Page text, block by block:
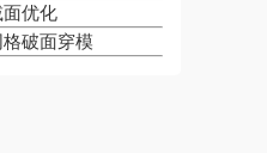
优化
破面穿模